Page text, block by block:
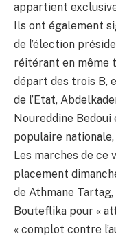
appartient
Ils ont également
de l’élection
réitérant en même
départ des trois B,
de l’Etat,
Noureddine Bedoui
populaire
Les marches de ce
placement
de Athmane
Bouteflika pour «
« complot contre